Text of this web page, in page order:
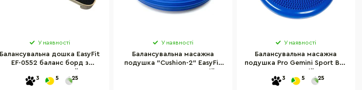
У наявності
Балансувальна дошка EasyFit
EF-0552 баланс борд з
3 5 25
У наявності
Балансувальна масажна
подушка "Cushion-2" EasyFit
У наявності
Балансувальна масажна
подушка Pro Gemini Sport BC-
3 5 25